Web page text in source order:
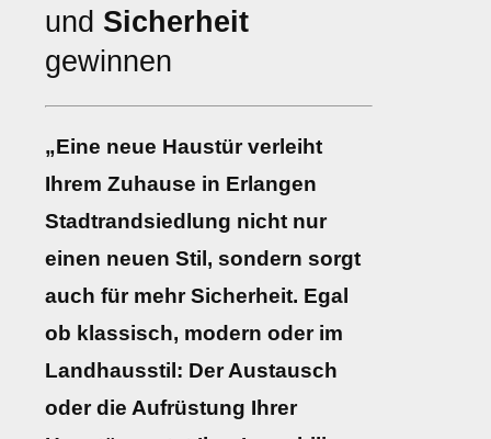
und Sicherheit
gewinnen
„Eine neue Haustür verleiht
Ihrem Zuhause in Erlangen
Stadtrandsiedlung nicht nur
einen neuen Stil, sondern sorgt
auch für mehr Sicherheit. Egal
ob klassisch, modern oder im
Landhausstil: Der Austausch
oder die Aufrüstung Ihrer